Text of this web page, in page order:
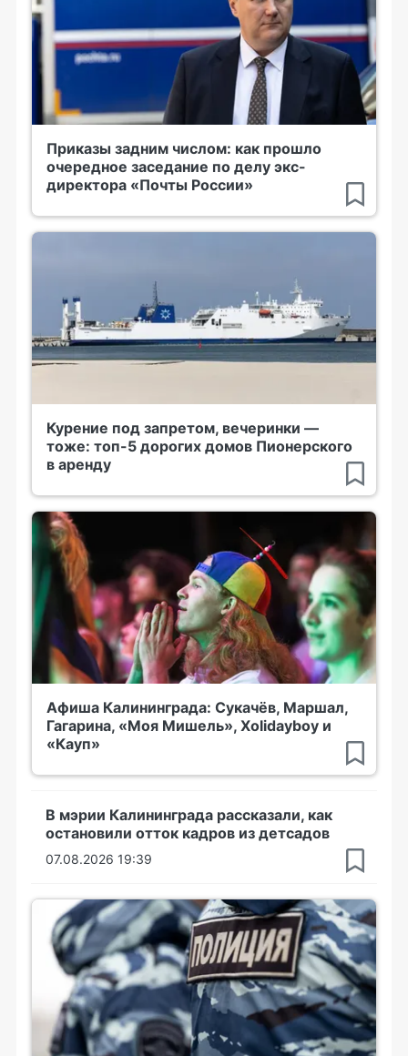
Приказы задним числом: как прошло
очередное заседание по делу экс-
директора «Почты России»
Курение под запретом, вечеринки —
тоже: топ-5 дорогих домов Пионерского
в аренду
Афиша Калининграда: Сукачёв, Маршал,
Гагарина, «Моя Мишель», Xolidayboy и
«Кауп»
В мэрии Калининграда рассказали, как
остановили отток кадров из детсадов
07.08.2026 19:39